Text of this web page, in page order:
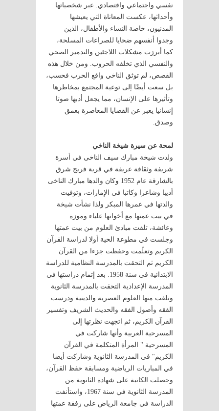
نفسي واجتماعي واقتصادي. عبر شخصياتها
وأحداثها، عكست المعاناة التي يعيشها
المدنيون، خاصة النساء والأطفال، الذين
وجدوا أنفسهم ضحايا للصراعات المسلحة،
كما أبرزت مشكلات اللاجئين والتدمير الصحي
والنفسي الذي تخلفه الحروب. ومن خلال هذه
القصص، لم توثق الناخي واقع الحرب فحسب،
بل سعت أيضًا إلى توعية المجتمع بمخاطرها
وتأثيرها على الإنسان، مما يجعل أدبها صوتا
إنسانيا يعبر عن القضايا المعاصرة بعمق
وصدق.
لمحة عن سيرة شيخة الناخي
ولدت شيخة مبارك سيف الناخى في أسرة
شريفة وثقافة عريقة في قرية فريج شرق
بالشارقة عام 1952 وكان والدها مبارك الناخى
أديبا وشاعرا وكاتبا في الإمارات، وتوفيت
والدتها في عمرها المبكر ولذا نشأت شيخة
في بيت عمتها مع أخواتها علياء وموزة
وعائشة، تلقت مبادئ العلوم من بيت عمتها
وجلست في مطوعة الحية أولا لدراسة القرآن
الكريم وتعلّمت وحفظت جزءا من القرآن
الكريم ثم التحقت بالمدرسة النظامية للدراسة
الابتدائية في سنة 1958. بعد إتمام دراستها في
المدرسة الإعدادية التحقت بالمدرسة الثانوية
وتلقت منها العلوم العصرية والدينية ودرست
الفقه وأصول الفقه والحديث الشريف وتفسير
القرآن الكريم، ثم اتجهت نظرتها إلى
المسرحية العربية وأنها شاركت في
المسرحية " المرأة المتكلمة في القرآن
الكريم" في المدرسة الثانوية وشاركت أيضا
في المباريات الرياضية ومسابقة حفظ القرآن،
وحصلت الكاتبة على شهادة الثانوية من
المدرسة الثانوية في سنة 1967، واستأنفت
الدراسة في جامعة الرياض على رفقة عمتها